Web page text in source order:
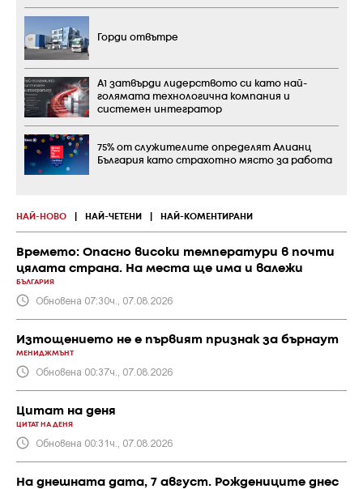
НАЙ-НОВО НАЙ-ЧЕТЕНИ НАЙ-КОМЕНТИРАНИ
Времето: Опасно високи температури в почти
цялата страна. На места ще има и валежи
БЪЛГАРИЯ
Обновена 07:30ч., 07.08.2026
Изтощението не е първият признак за бърнаут
МЕНИДЖМЪНТ
Обновена 00:37ч., 07.08.2026
Цитат на деня
ЦИТАТ НА ДЕНЯ
Обновена 00:31ч., 07.08.2026
На днешната дата, 7 август. Рождениците днес
Горди отвътре
А1 затвърди лидерството си като най-
голямата технологична компания и
системен интегратор
75% от служителите определят Алианц
България като страхотно място за работа